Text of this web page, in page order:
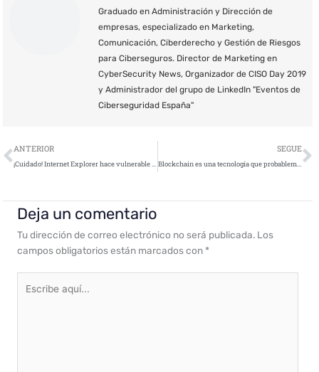
Graduado en Administración y Dirección de
empresas, especializado en Marketing,
Comunicación, Ciberderecho y Gestión de Riesgos
para Ciberseguros. Director de Marketing en
CyberSecurity News, Organizador de CISO Day 2019
y Administrador del grupo de LinkedIn "Eventos de
Ciberseguridad España"
Ant
ANTERIOR
¡Cuidado! Internet Explorer hace vulnerable tu PC
SEGUE
Blockchain es una tecnología que probablemente no se quede
Deja un comentario
Tu dirección de correo electrónico no será publicada. Los
campos obligatorios están marcados con *
aquí...